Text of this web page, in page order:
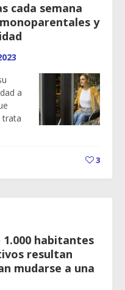
cada semana
y
a
trata
3
1.000 habitantes
resultan
mudarse a una